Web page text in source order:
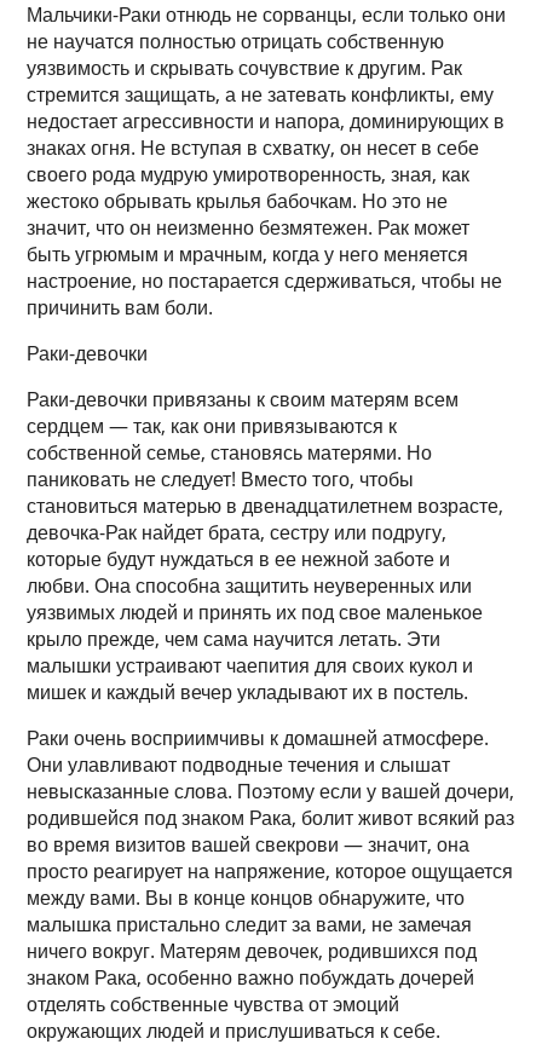
Мальчики-Раки отнюдь не сорванцы, если только они
не научатся полностью отрицать собственную
уязвимость и скрывать сочувствие к другим. Рак
стремится защищать, а не затевать конфликты, ему
недостает агрессивности и напора, доминирующих в
знаках огня. Не вступая в схватку, он несет в себе
своего рода мудрую умиротворенность, зная, как
жестоко обрывать крылья бабочкам. Но это не
значит, что он неизменно безмятежен. Рак может
быть угрюмым и мрачным, когда у него меняется
настроение, но постарается сдерживаться, чтобы не
причинить вам боли.
Раки-девочки
Раки-девочки привязаны к своим матерям всем
сердцем — так, как они привязываются к
собственной семье, становясь матерями. Но
паниковать не следует! Вместо того, чтобы
становиться матерью в двенадцатилетнем возрасте,
девочка-Рак найдет брата, сестру или подругу,
которые будут нуждаться в ее нежной заботе и
любви. Она способна защитить неуверенных или
уязвимых людей и принять их под свое маленькое
крыло прежде, чем сама научится летать. Эти
малышки устраивают чаепития для своих кукол и
мишек и каждый вечер укладывают их в постель.
Раки очень восприимчивы к домашней атмосфере.
Они улавливают подводные течения и слышат
невысказанные слова. Поэтому если у вашей дочери,
родившейся под знаком Рака, болит живот всякий раз
во время визитов вашей свекрови — значит, она
просто реагирует на напряжение, которое ощущается
между вами. Вы в конце концов обнаружите, что
малышка пристально следит за вами, не замечая
ничего вокруг. Матерям девочек, родившихся под
знаком Рака, особенно важно побуждать дочерей
отделять собственные чувства от эмоций
окружающих людей и прислушиваться к себе.